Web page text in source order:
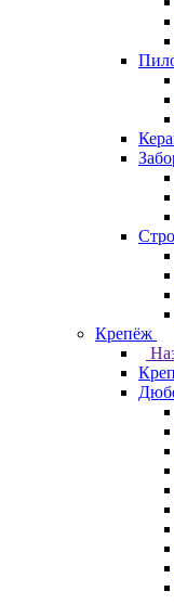
Крепёж